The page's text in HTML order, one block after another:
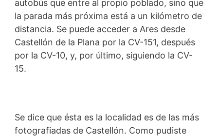
autobús que entre al propio poblado, sino que
la parada más próxima está a un kilómetro de
distancia. Se puede acceder a Ares desde
Castellón de la Plana por la CV-151, después
por la CV-10, y, por último, siguiendo la CV-
15.
Se dice que ésta es la localidad es de las más
fotografiadas de Castellón. Como pudiste